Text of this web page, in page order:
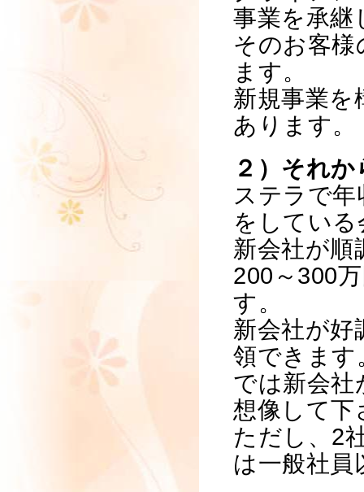
事業を承継
そのお客
ます。
新規事業を
あります。
２）それ
ステラで
をしてい
新会社が順
200～300
す。
新会社が好
領できます
では新会社
想像して下
ただし、2
は一般社員